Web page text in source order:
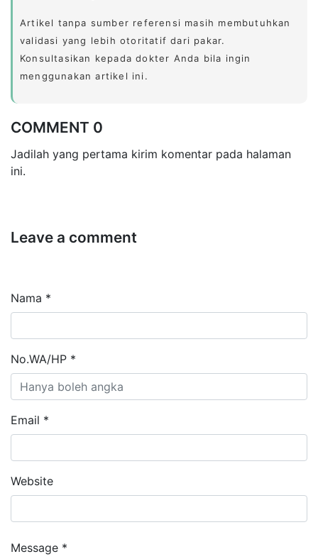
Artikel tanpa sumber referensi masih membutuhkan
validasi yang lebih otoritatif dari pakar.
Konsultasikan kepada dokter Anda bila ingin
menggunakan artikel ini.
COMMENT 0
Jadilah yang pertama kirim komentar pada halaman
ini.
Leave a comment
Nama *
No.WA/HP *
Email *
Website
Message *